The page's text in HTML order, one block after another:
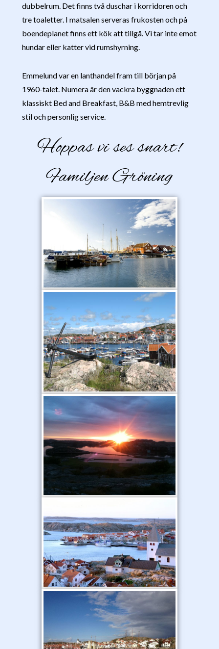
dubbelrum. Det finns två duschar i korridoren och
tre toaletter. I matsalen serveras frukosten och på
boendeplanet finns ett kök att tillgå. Vi tar inte emot
hundar eller katter vid rumshyrning.
Emmelund var en lanthandel fram till början på
1960-talet. Numera är den vackra byggnaden ett
klassiskt Bed and Breakfast, B&B med hemtrevlig
stil och personlig service.
Hoppas vi ses snart!
Familjen Gröning